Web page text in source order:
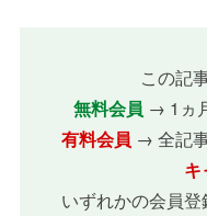
この記
無料会員 → 1ヵ
有料会員 → 全記
キ
いずれかの会員